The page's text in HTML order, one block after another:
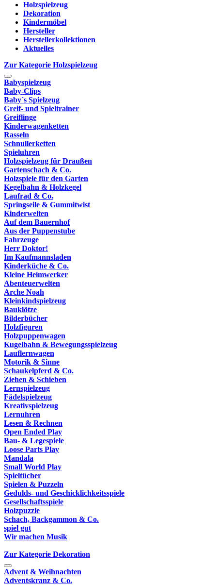
Holzspielzeug
Dekoration
Kindermöbel
Hersteller
Herstellerkollektionen
Aktuelles
Zur Kategorie Holzspielzeug
Babyspielzeug
Baby-Clips
Baby´s Spielzeug
Greif- und Spieltrainer
Greiflinge
Kinderwagenketten
Rasseln
Schnullerketten
Spieluhren
Holzspielzeug für Draußen
Gartenschach & Co.
Holzspiele für den Garten
Kegelbahn & Holzkegel
Laufrad & Co.
Springseile & Gummitwist
Kinderwelten
Auf dem Bauernhof
Aus der Puppenstube
Fahrzeuge
Herr Doktor!
Im Kaufmannsladen
Kinderküche & Co.
Kleine Heimwerker
Abenteuerwelten
Arche Noah
Kleinkindspielzeug
Bauklötze
Bilderbücher
Holzfiguren
Holzpuppenwagen
Kugelbahn & Bewegungsspielzeug
Lauflernwagen
Motorik & Sinne
Schaukelpferd & Co.
Ziehen & Schieben
Lernspielzeug
Fädelspielzeug
Kreativspielzeug
Lernuhren
Lesen & Rechnen
Open Ended Play
Bau- & Legespiele
Loose Parts Play
Mandala
Small World Play
Spieltücher
Spielen & Puzzeln
Gedulds- und Geschicklichkeitsspiele
Gesellschaftsspiele
Holzpuzzle
Schach, Backgammon & Co.
spiel gut
Wir machen Musik
Zur Kategorie Dekoration
Advent & Weihnachten
Adventskranz & Co.